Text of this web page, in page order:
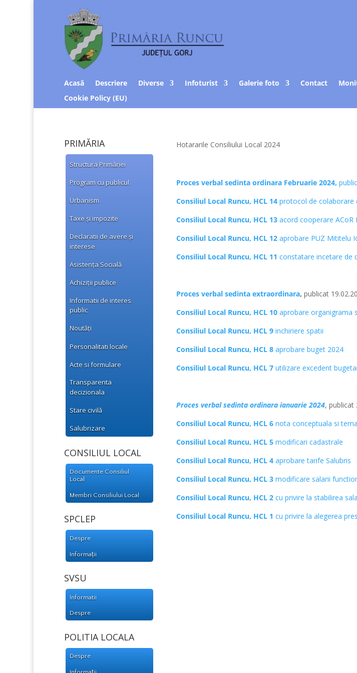
Acasă Descriere Diverse Infoturist Galerie foto Contact
Cookie Policy (EU)
PRIMĂRIA
Structura Primăriei
Program cu publicul
Urbanism
Taxe și impozite
Declaratii de avere și
interese
Asistența Socială
Achiziții publice
Informatii de interes
public
Noutăți
Personalitati locale
Acte si formulare
Transparenta
decizionala
Stare civilă
Salubrizare
CONSILIUL LOCAL
Documente Consiliul
Local
Membri Consiliului Local
SPCLEP
Despre
Informații
SVSU
Informatii
Despre
POLITIA LOCALA
Despre
Hotararile Consiliului Local 2024
Proces verbal sedinta ordinara Februarie 2024,
Consiliul Local Runcu, HCL 14protocol de colaborare
Consiliul Local Runcu, HCL 13acord cooperare ACoR
Consiliul Local Runcu, HCL 12aprobare PUZ Mititelu
Consiliul Local Runcu, HCL 11 constatare incetare de
Proces verbal sedinta extraordinara, publicat
Consiliul Local Runcu, HCL 10aprobare organigrama
Consiliul Local Runcu, HCL 9inchiriere spatii
Consiliul Local Runcu, HCL 8aprobare buget 2024
Consiliul Local Runcu, HCL 7utilizare excedent
Proces verbal sedinta ordinara ianuarie 2024, publicat
Consiliul Local Runcu, HCL 6nota conceptuala si
Consiliul Local Runcu, HCL 5modificari cadastrale
Consiliul Local Runcu, HCL 4aprobare tarife Salubris
Consiliul Local Runcu, HCL 3modificare salarii
Consiliul Local Runcu, HCL 2cu privire la stabilirea
Consiliul Local Runcu, HCL 1 cu privire la alegerea